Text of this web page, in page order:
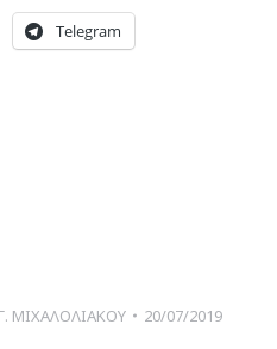
Telegram
ΜΙΧΑΛΟΛΙΑΚΟΥ 20/07/2019